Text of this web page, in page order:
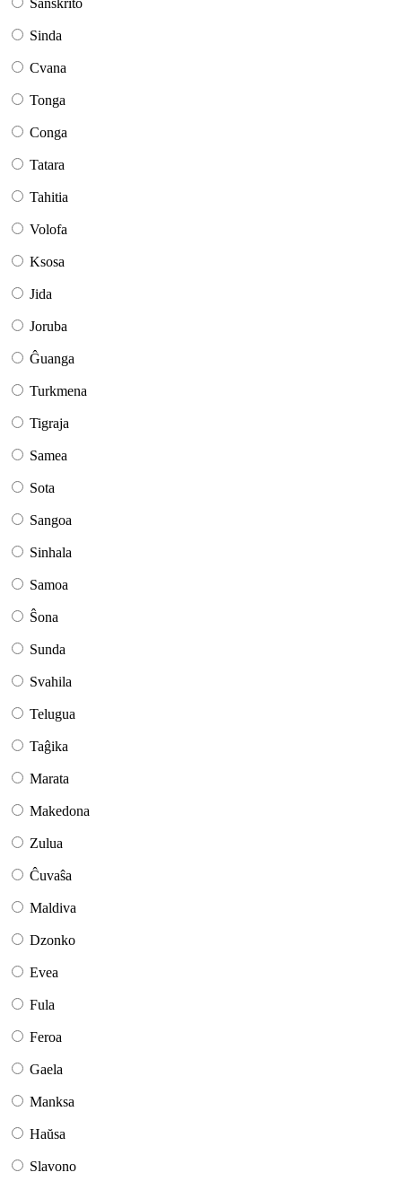
Sanskrito
Sinda
Cvana
Tonga
Conga
Tatara
Tahitia
Volofa
Ksosa
Jida
Joruba
Ĝuanga
Turkmena
Tigraja
Samea
Sota
Sangoa
Sinhala
Samoa
Ŝona
Sunda
Svahila
Telugua
Taĝika
Marata
Makedona
Zulua
Ĉuvaŝa
Maldiva
Dzonko
Evea
Fula
Feroa
Gaela
Manksa
Haŭsa
Slavono